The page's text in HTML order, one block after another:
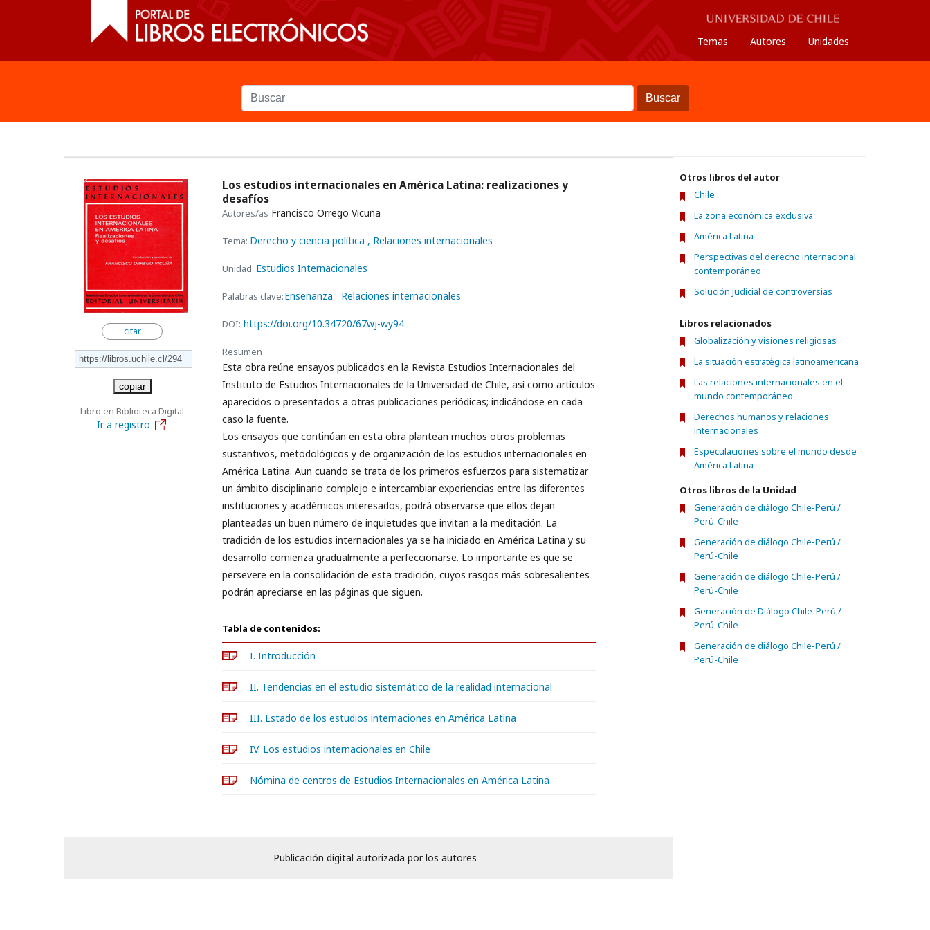
Temas Autores Unidades
Buscar
citar
copiar
Libro en Biblioteca Digital
Ir a registro
Los estudios internacionales en América Latina: realizaciones y
desafíos
Autores/as Francisco Orrego Vicuña
Tema: Derecho y ciencia política , Relaciones internacionales
Unidad: Estudios Internacionales
Palabras clave:Enseñanza Relaciones internacionales
DOI: https://doi.org/10.34720/67wj-wy94
Resumen
Esta obra reúne ensayos publicados en la Revista Estudios Internacionales del
Instituto de Estudios Internacionales de la Universidad de Chile, así como artículos
aparecidos o presentados a otras publicaciones periódicas; indicándose en cada
caso la fuente.
Los ensayos que continúan en esta obra plantean muchos otros problemas
sustantivos, metodológicos y de organización de los estudios internacionales en
América Latina. Aun cuando se trata de los primeros esfuerzos para sistematizar
un ámbito disciplinario complejo e intercambiar experiencias entre las diferentes
instituciones y académicos interesados, podrá observarse que ellos dejan
planteadas un buen número de inquietudes que invitan a la meditación. La
tradición de los estudios internacionales ya se ha iniciado en América Latina y su
desarrollo comienza gradualmente a perfeccionarse. Lo importante es que se
persevere en la consolidación de esta tradición, cuyos rasgos más sobresalientes
podrán apreciarse en las páginas que siguen.
Tabla de contenidos:
I. Introducción
II. Tendencias en el estudio sistemático de la realidad internacional
III. Estado de los estudios internaciones en América Latina
IV. Los estudios internacionales en Chile
Nómina de centros de Estudios Internacionales en América Latina
Publicación digital autorizada por los autores
Otros libros del autor
Chile
La zona económica exclusiva
América Latina
Perspectivas del derecho internacional
contemporáneo
Solución judicial de controversias
Libros relacionados
Globalización y visiones religiosas
La situación estratégica latinoamericana
Las relaciones internacionales en el
mundo contemporáneo
Derechos humanos y relaciones
internacionales
Especulaciones sobre el mundo desde
América Latina
Otros libros de la Unidad
Generación de diálogo Chile-Perú /
Perú-Chile
Generación de diálogo Chile-Perú /
Perú-Chile
Generación de diálogo Chile-Perú /
Perú-Chile
Generación de Diálogo Chile-Perú /
Perú-Chile
Generación de diálogo Chile-Perú /
Perú-Chile